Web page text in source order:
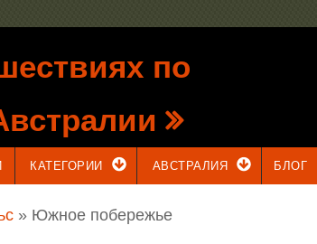
по
КАТЕГОРИИ АВСТРАЛИЯ БЛОГ
» Южное побережье